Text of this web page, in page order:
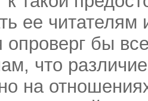
ее читателям
опроверг бы
что
на